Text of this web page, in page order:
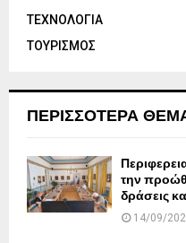
ΤΕΧΝΟΛΟΓΙΑ
ΤΟΥΡΙΣΜΟΣ
ΠΕΡΙΣΣΟΤΕΡΑ
την
δράσεις
14/09/